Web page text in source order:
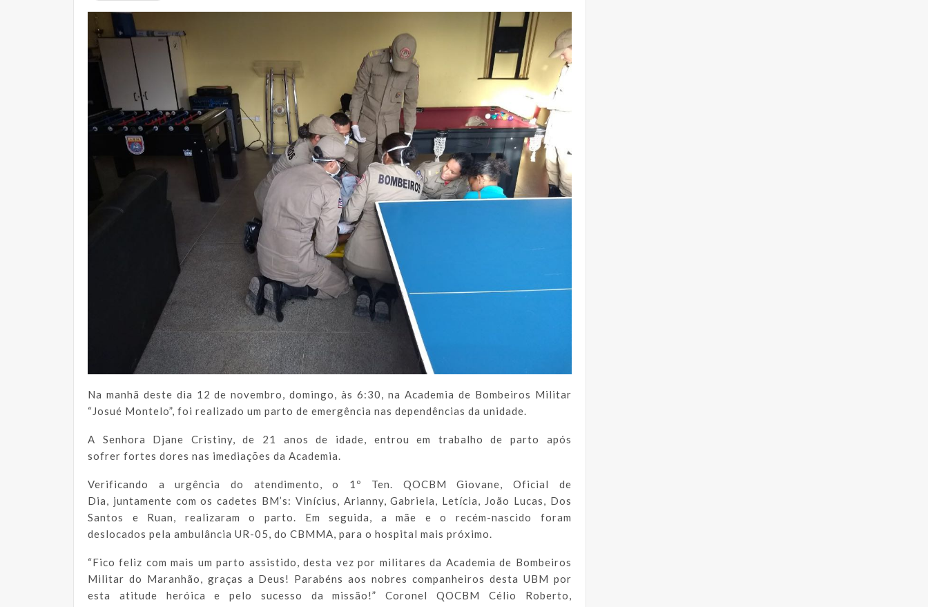
Na manhã deste dia 12 de novembro, domingo, às 6:30, na Academia de Bombeiros Militar
“Josué Montelo”, foi realizado um parto de emergência nas dependências da unidade.
A Senhora Djane Cristiny, de 21 anos de idade, entrou em trabalho de parto após
sofrer fortes dores nas imediações da Academia.
Verificando a urgência do atendimento, o 1º Ten. QOCBM Giovane, Oficial de
Dia, juntamente com os cadetes BM’s: Vinícius, Arianny, Gabriela, Letícia, João Lucas, Dos
Santos e Ruan, realizaram o parto. Em seguida, a mãe e o recém-nascido foram
deslocados pela ambulância UR-05, do CBMMA, para o hospital mais próximo.
“Fico feliz com mais um parto assistido, desta vez por militares da Academia de Bombeiros
Militar do Maranhão, graças a Deus! Parabéns aos nobres companheiros desta UBM por
esta atitude heróica e pelo sucesso da missão!” Coronel QOCBM Célio Roberto,